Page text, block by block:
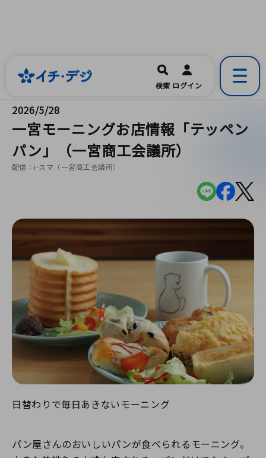
一宮市公式の地域情報ポータルアプリ
開く
検索 ログイン
2026/5/28
一宮モーニングお店情報「テッペン
パン」（一宮商工会議所）
配信：i-スマ（一宮商工会議所）
日替わりで毎日あきないモーニング
パン屋さんのおいしいパンが食べられるモーニング。